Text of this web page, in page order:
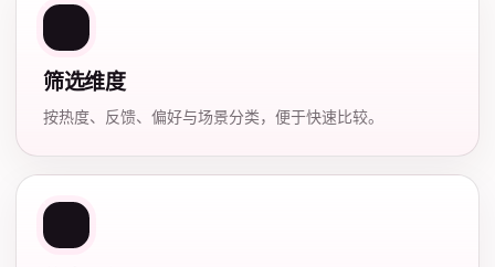
筛选维度
按热度、反馈、偏好与场景分类，便于快速比较。